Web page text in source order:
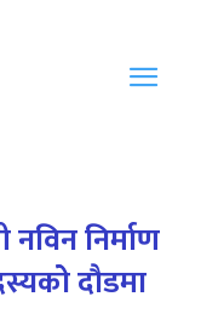
निर्माण
दौडमा